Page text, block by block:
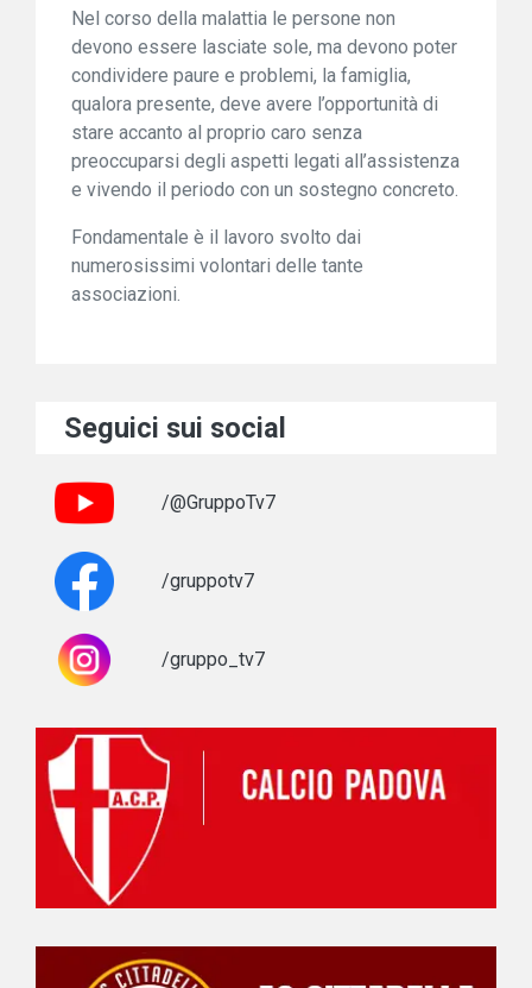
Nel corso della malattia le persone non
devono essere lasciate sole, ma devono poter
condividere paure e problemi, la famiglia,
qualora presente, deve avere l’opportunità di
stare accanto al proprio caro senza
preoccuparsi degli aspetti legati all’assistenza
e vivendo il periodo con un sostegno concreto.
Fondamentale è il lavoro svolto dai
numerosissimi volontari delle tante
associazioni.
Seguici sui social
/@GruppoTv7
/gruppotv7
/gruppo_tv7